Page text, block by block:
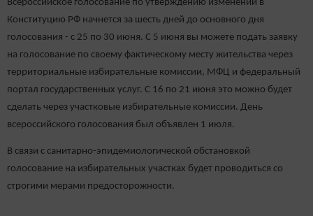
Всероссийское голосование по утверждению изменений в
Конституцию РФ начнется за шесть дней до основного дня
голосования - с 25 по 30 июня. С 5 июня вы можете подать заявку
на голосование по своему фактическому месту жительства через
территориальные избирательные комиссии, МФЦ и федеральный
портал государственных услуг. С 16 по 21 июня это можно будет
сделать через участковые избирательные комиссии. День
всероссийского голосования был объявлен 1 июля.
В связи с санитарно-эпидемиологической обстановкой
голосование на избирательных участках будет проводиться со
строгими мерами предосторожности.